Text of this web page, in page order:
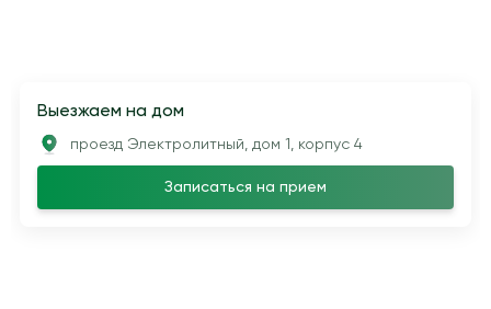
Выезжаем на дом
проезд Электролитный, дом 1, корпус 4
Записаться на прием